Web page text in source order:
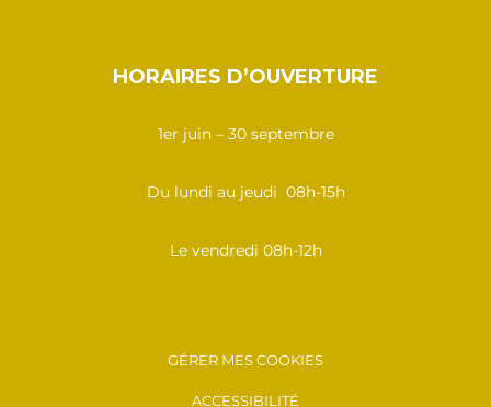
HORAIRES D’OUVERTURE
1er juin – 30 septembre
Du lundi au jeudi 08h-15h
Le vendredi 08h-12h
GÉRER MES COOKIES
ACCESSIBILITÉ